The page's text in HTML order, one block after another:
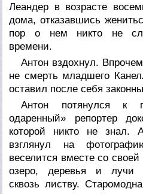
Леандер в возрасте
дома, отказавшись
пор о нем никто не
времени.
Антон вздохнул.
не смерть младшего
оставил после себя
Антон потянулся к
одаренный» репортер
которой никто не знал.
взглянул на
веселится вместе со
озеро, деревья и лучи
сквозь листву.